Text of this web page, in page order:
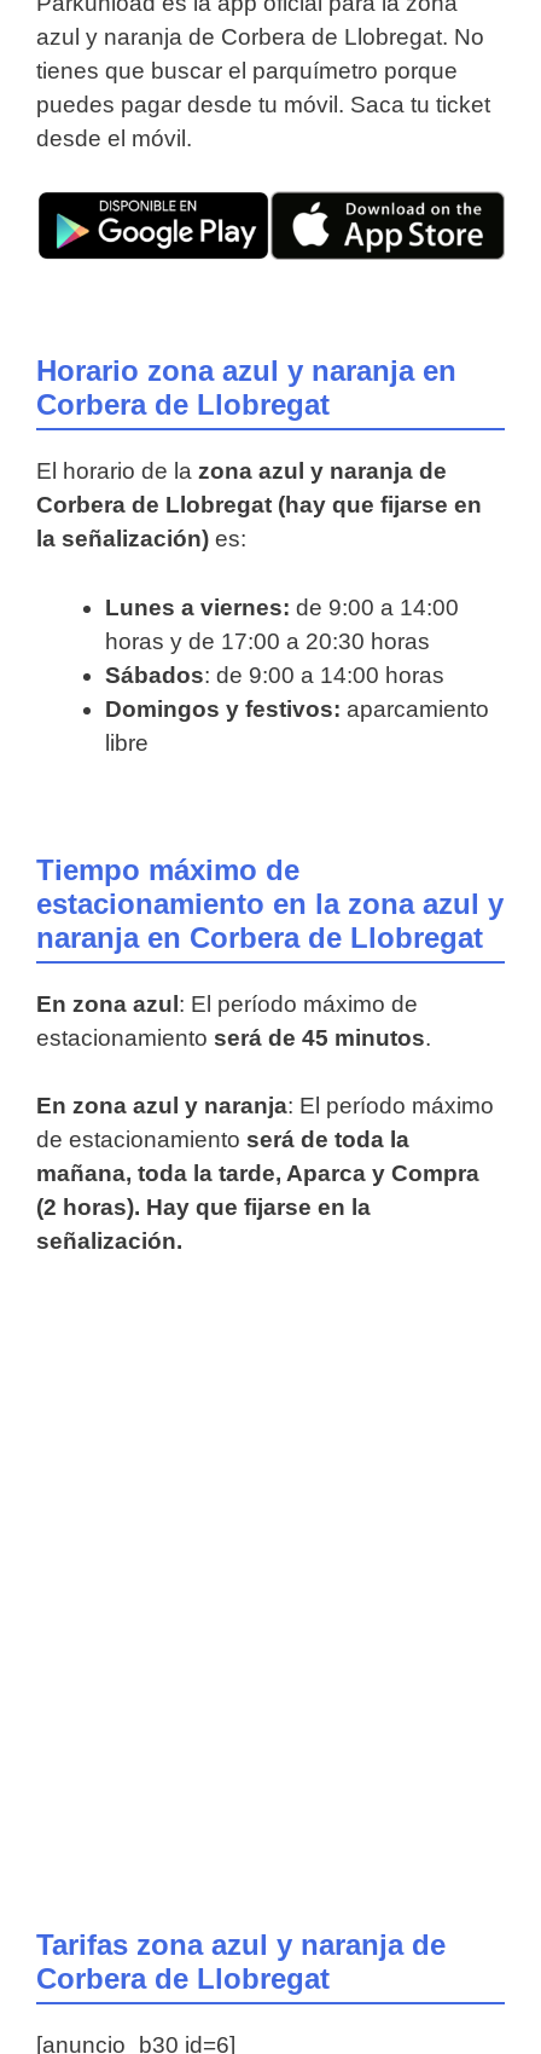
azul y naranja de Corbera de Llobregat. No
tienes que buscar el parquímetro porque
puedes pagar desde tu móvil. Saca tu ticket
desde el móvil.
Horario zona azul y naranja en
Corbera de Llobregat
El horario de la zona azul y naranja de
Corbera de Llobregat (hay que fijarse en
la señalización) es:
Lunes a viernes: de 9:00 a 14:00
horas y de 17:00 a 20:30 horas
Sábados: de 9:00 a 14:00 horas
Domingos y festivos: aparcamiento
libre
Tiempo máximo de
estacionamiento en la zona azul y
naranja en Corbera de Llobregat
En zona azul: El período máximo de
estacionamiento será de 45 minutos.
En zona azul y naranja: El período máximo
de estacionamiento será de toda la
mañana, toda la tarde, Aparca y Compra
(2 horas). Hay que fijarse en la
señalización.
Tarifas zona azul y naranja de
Corbera de Llobregat
[anuncio_b30 id=6]